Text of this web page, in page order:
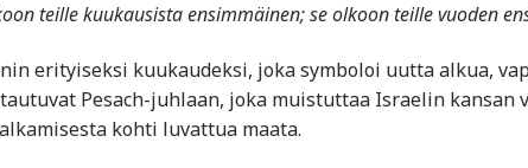
teille kuukausista ensimmäinen; se olkoon teille vuoden
erityiseksi kuukaudeksi, joka symboloi uutta alkua,
Pesach-juhlaan, joka muistuttaa Israelin kansan
kohti luvattua maata.